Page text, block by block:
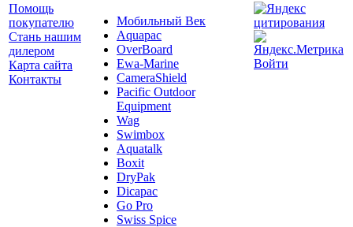
Помощь
покупателю
Стань нашим
дилером
Карта сайта
Контакты
Мобильный Век
Aquapac
OverBoard
Ewa-Marine
CameraShield
Pacific Outdoor
Equipment
Wag
Swimbox
Aquatalk
Boxit
DryPak
Dicapac
Go Pro
Swiss Spice
Войти